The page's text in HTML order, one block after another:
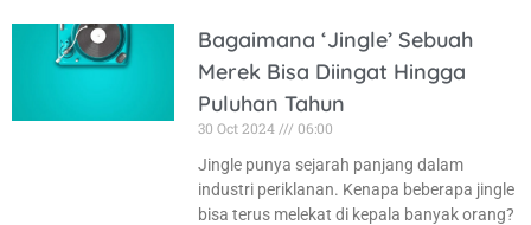
Bagaimana ‘Jingle’ Sebuah
Merek Bisa Diingat Hingga
Puluhan Tahun
30 Oct 2024
06:00
Jingle punya sejarah panjang dalam
industri periklanan. Kenapa beberapa jingle
bisa terus melekat di kepala banyak orang?